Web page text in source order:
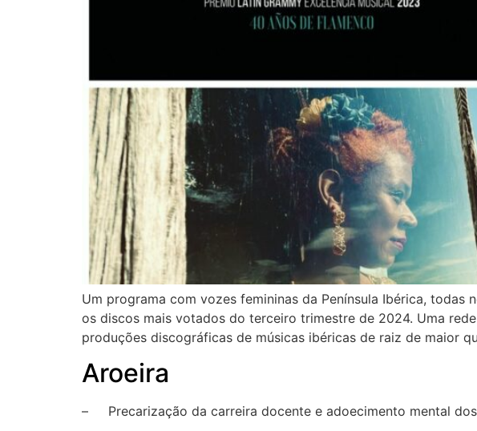
Um programa com vozes femininas da Península Ibérica, todas
os discos mais votados do terceiro trimestre de 2024. Uma
produções discográficas de músicas ibéricas de raiz de maior
Aroeira
– Precarização da carreira docente e adoecimento mental